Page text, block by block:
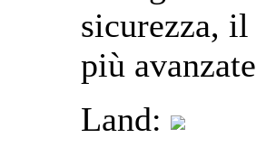
sicurezza,
più
Land: